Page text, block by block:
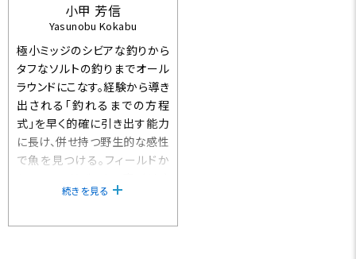
小甲 芳信
Yasunobu Kokabu
極小ミッジのシビアな釣りから
タフなソルトの釣りまでオール
ラウンドにこなす。経験から導き
出される「釣れるまでの方程
式」を早く的確に引き出す能力
に長け、併せ持つ野生的な感性
で魚を見つける。フィールドか
れた独創的なタイイングも秀
続きを見る